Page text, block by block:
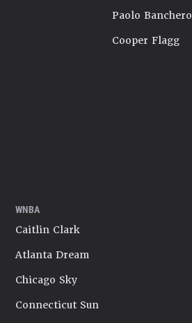
Paolo Banchero
Cooper Flagg
WNBA
Caitlin Clark
Atlanta Dream
Chicago Sky
Connecticut Sun